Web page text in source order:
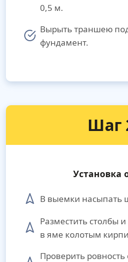
0,5 м.
Вырыть траншею
фундамент.
Шаг
Установка
В выемки насыпать
Разместить столбы
в яме колотым
Проверить ровность